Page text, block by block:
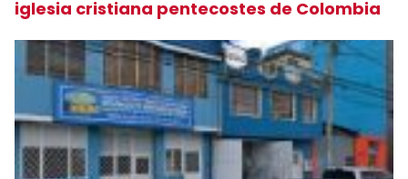
iglesia cristiana pentecostes de Colombia